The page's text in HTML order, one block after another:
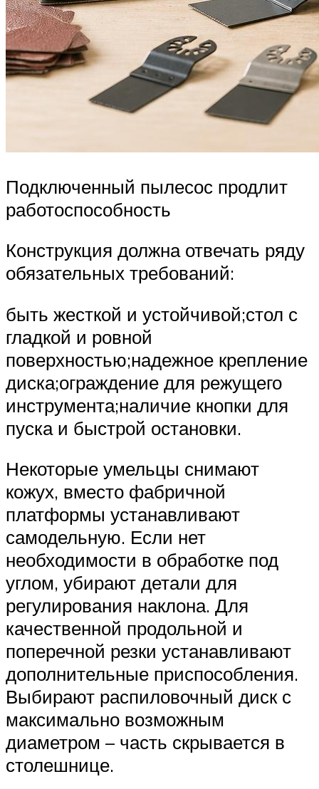
Подключенный пылесос продлит
работоспособность
Конструкция должна отвечать ряду
обязательных требований:
быть жесткой и устойчивой;стол с
гладкой и ровной
поверхностью;надежное крепление
диска;ограждение для режущего
инструмента;наличие кнопки для
пуска и быстрой остановки.
Некоторые умельцы снимают
кожух, вместо фабричной
платформы устанавливают
самодельную. Если нет
необходимости в обработке под
углом, убирают детали для
регулирования наклона. Для
качественной продольной и
поперечной резки устанавливают
дополнительные приспособления.
Выбирают распиловочный диск с
максимально возможным
диаметром – часть скрывается в
столешнице.